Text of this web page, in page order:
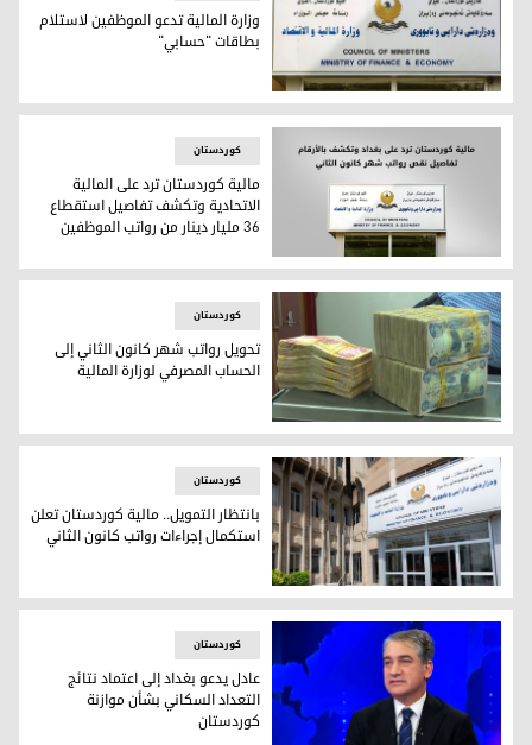
وزارة المالية تدعو الموظفين لاستلام بطاقات "حسابي"
وزارة المالية تدعو الموظفين لاستلام
بطاقات "حسابي"
مالية كوردستان ترد على المالية الاتحادية وتكشف تفاصيل استقطاع 36 مليار دينار من رواتب
کوردستان
مالية كوردستان ترد على المالية
الاتحادية وتكشف تفاصيل استقطاع
36 مليار دينار من رواتب الموظفين
تحويل رواتب شهر كانون الثاني إلى الحساب المصرفي لوزارة
کوردستان
تحويل رواتب شهر كانون الثاني إلى
الحساب المصرفي لوزارة المالية
بانتظار التمويل.. مالية كوردستان تعلن استكمال إجراءات رواتب
کوردستان
بانتظار التمويل.. مالية كوردستان تعلن
استكمال إجراءات رواتب كانون الثاني
کوردستان
عادل يدعو بغداد إلى اعتماد نتائج
التعداد السكاني بشأن موازنة
كوردستان